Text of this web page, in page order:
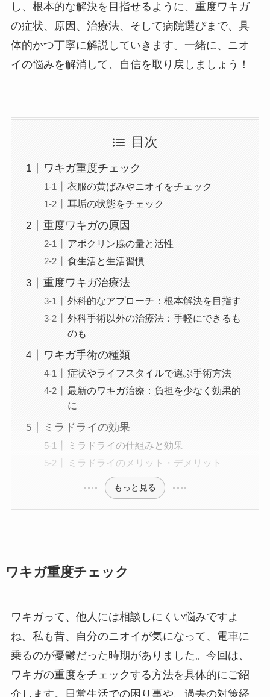
し、根本的な解決を目指せるように、重度ワキガ
の症状、原因、治療法、そして病院選びまで、具
体的かつ丁寧に解説していきます。一緒に、ニオ
イの悩みを解消して、自信を取り戻しましょう！
目次
ワキガ重度チェック
衣服の黄ばみやニオイをチェック
耳垢の状態をチェック
重度ワキガの原因
アポクリン腺の量と活性
食生活と生活習慣
重度ワキガ治療法
外科的なアプローチ：根本解決を目指す
外科手術以外の治療法：手軽にできるも
のも
ワキガ手術の種類
症状やライフスタイルで選ぶ手術方法
最新のワキガ治療：負担を少なく効果的
に
ミラドライの効果
ミラドライの仕組みと効果
ミラドライのメリット・デメリット
もっと見る
ワキガ重度チェック
ワキガって、他人には相談しにくい悩みですよ
ね。私も昔、自分のニオイが気になって、電車に
乗るのが憂鬱だった時期がありました。今回は、
ワキガの重度をチェックする方法を具体的にご紹
介します。日常生活での困り事や、過去の対策経